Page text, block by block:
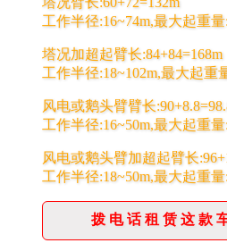
工作半径:16~74m,最大起重量
塔况加超起臂长:84+84=168m
工作半径:18~102m,最大起重
风电或鹅头臂臂长
工作半径:16~50m,最大起重量
风电或鹅头臂加超起臂长
工作半径:18~50m,最大起重量
拨电话租赁这款